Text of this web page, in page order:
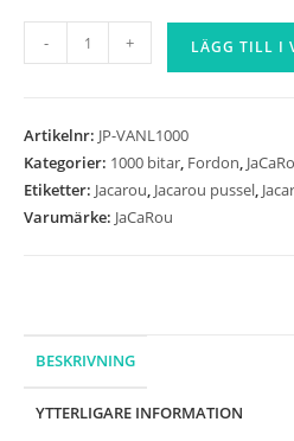
JaCaRou
-
Life
Escape
-
1000
- + LÄGG TILL I
Artikelnr: JP-VANL1000
Kategorier: 1000 bitar, Fordon,
Etiketter: Jacarou, Jacarou pussel,
Varumärke: JaCaRou
BESKRIVNING
YTTERLIGARE INFORMATION